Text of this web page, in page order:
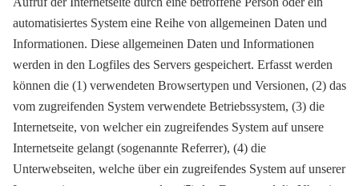
automatisiertes System eine Reihe von allgemeinen Daten und
Informationen. Diese allgemeinen Daten und Informationen
werden in den Logfiles des Servers gespeichert. Erfasst werden
können die (1) verwendeten Browsertypen und Versionen, (2) das
vom zugreifenden System verwendete Betriebssystem, (3) die
Internetseite, von welcher ein zugreifendes System auf unsere
Internetseite gelangt (sogenannte Referrer), (4) die
Unterwebseiten, welche über ein zugreifendes System auf unserer